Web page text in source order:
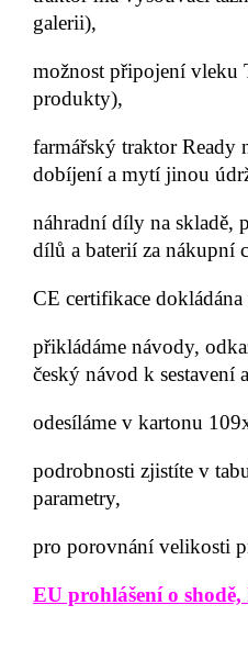
galerii),
možnost připojení vleku
produkty),
farmářský traktor Ready
dobíjení a mytí jinou
náhradní díly na skladě,
dílů a baterií za nákupní
CE certifikace
přikládáme návody,
český návod k sestavení
odesíláme v kartonu
podrobnosti zjistíte v
parametry,
pro porovnání velikosti
EU prohlášení o